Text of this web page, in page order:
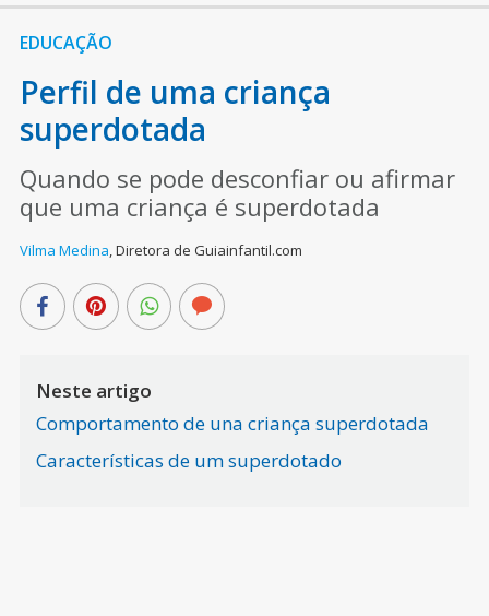
EDUCAÇÃO
Perfil de uma criança
superdotada
Quando se pode desconfiar ou afirmar
que uma criança é superdotada
Vilma Medina,Diretora de Guiainfantil.com
Neste artigo
Comportamento de una criança superdotada
Características de um superdotado